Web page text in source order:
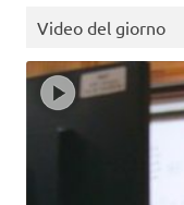
Video del giorno